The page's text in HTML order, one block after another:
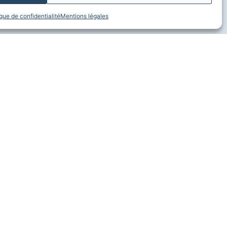
de confidentialitéMentions légales